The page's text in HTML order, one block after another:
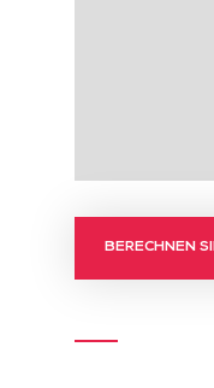
BERECHNEN